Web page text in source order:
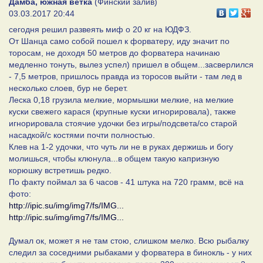
03.03.2017 20:44
сегодня решил развеять миф о 20 кг на ЮДФЗ.
От Шанца само собой пошел к форватеру, иду значит по
торосам, не доходя 50 метров до форватера начинаю
медленно тонуть, вылез успел) пришел в общем...засверлился
- 7,5 метров, пришлось правда из торосов выйти - там лед в
несколько слоев, бур не берет.
Леска 0,18 грузила мелкие, мормышки мелкие, на мелкие
куски свежего карася (крупные куски игнорировала), также
игнорировала стоячие удочки без игры/подсвета/со старой
насадкой/с костями почти полностью.
Клев на 1-2 удочки, что чуть ли не в руках держишь и богу
молишься, чтобы клюнула...в общем такую капризную
корюшку встретишь редко.
По факту поймал за 6 часов - 41 штука на 720 грамм, всё на
фото:
http://ipic.su/img/img7/fs/IMG...
http://ipic.su/img/img7/fs/IMG...
Думал ок, может я не там стою, слишком мелко. Всю рыбалку
следил за соседними рыбаками у форватера в бинокль - у них